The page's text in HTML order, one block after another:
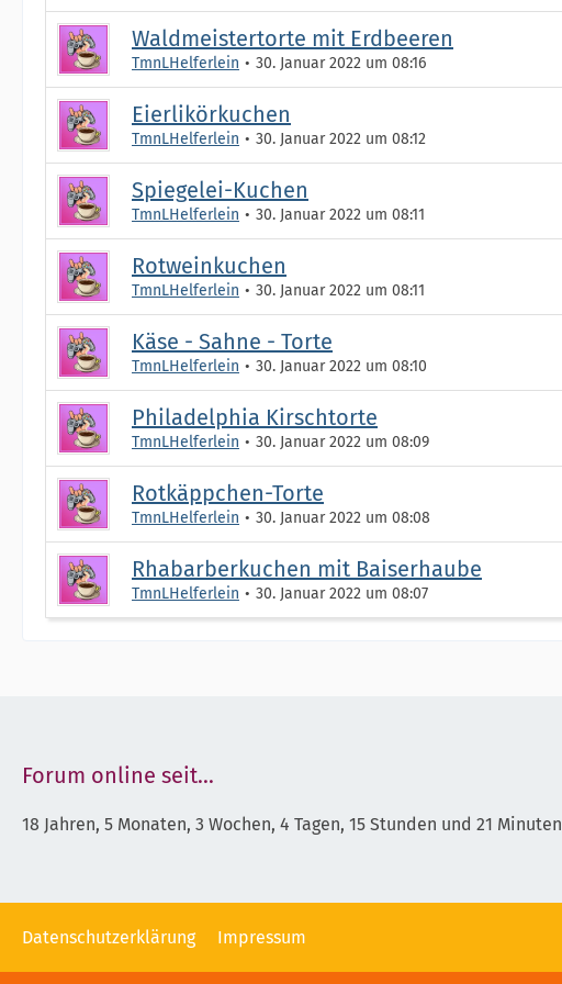
Waldmeistertorte mit Erdbeeren
TmnLHelferlein 30. Januar 2022 um 08:16
Eierlikörkuchen
TmnLHelferlein 30. Januar 2022 um 08:12
Spiegelei-Kuchen
TmnLHelferlein 30. Januar 2022 um 08:11
Rotweinkuchen
TmnLHelferlein 30. Januar 2022 um 08:11
Käse - Sahne - Torte
TmnLHelferlein 30. Januar 2022 um 08:10
Philadelphia Kirschtorte
TmnLHelferlein 30. Januar 2022 um 08:09
Rotkäppchen-Torte
TmnLHelferlein 30. Januar 2022 um 08:08
Rhabarberkuchen mit Baiserhaube
TmnLHelferlein 30. Januar 2022 um 08:07
Forum online seit...
18 Jahren, 5 Monaten, 3 Wochen, 4 Tagen, 15 Stunden und 21 Minuten
Datenschutzerklärung Impressum